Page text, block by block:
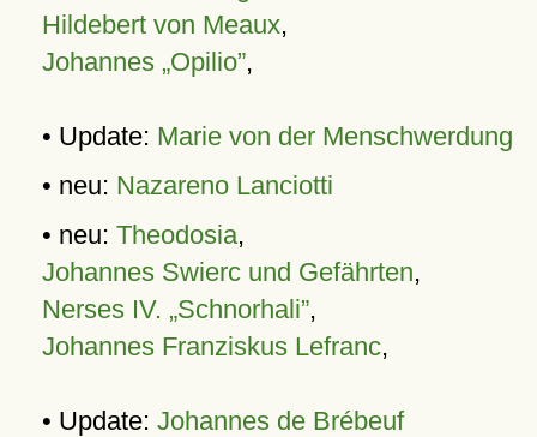
Hildebert von Meaux,
Johannes „Opilio”,
• Update: Marie von der Menschwerdung
• neu: Nazareno Lanciotti
• neu: Theodosia,
Johannes Swierc und Gefährten,
Nerses IV. „Schnorhali”,
Johannes Franziskus Lefranc,
• Update: Johannes de Brébeuf